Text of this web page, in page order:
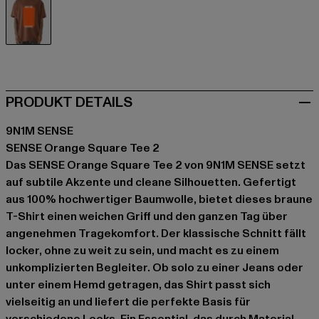
PRODUKT DETAILS
9N1M SENSE
SENSE Orange Square Tee 2
Das SENSE Orange Square Tee 2 von 9N1M SENSE setzt
auf subtile Akzente und cleane Silhouetten. Gefertigt
aus 100% hochwertiger Baumwolle, bietet dieses braune
T-Shirt einen weichen Griff und den ganzen Tag über
angenehmen Tragekomfort. Der klassische Schnitt fällt
locker, ohne zu weit zu sein, und macht es zu einem
unkomplizierten Begleiter. Ob solo zu einer Jeans oder
unter einem Hemd getragen, das Shirt passt sich
vielseitig an und liefert die perfekte Basis für